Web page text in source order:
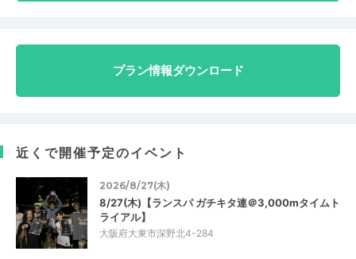
プラン情報ダウンロード
近くで開催予定のイベント
2026/8/27(木)
8/27(木)【ランスパ ガチキタ連＠3,000mタイムト
ライアル】
大阪府大東市深野北4-284